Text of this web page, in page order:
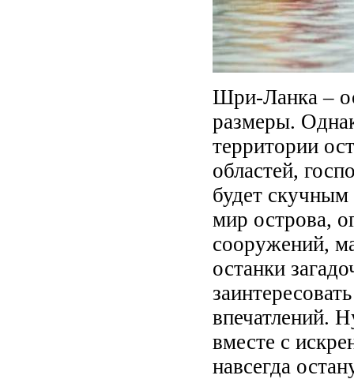
Шри-Ланка –
размеры.
территории
областей,
будет
мир острова,
сооружений,
останки
впечатлений.
вместе с
навсегда